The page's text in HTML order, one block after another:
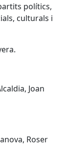
polítics,
culturals i
Joan
Roser